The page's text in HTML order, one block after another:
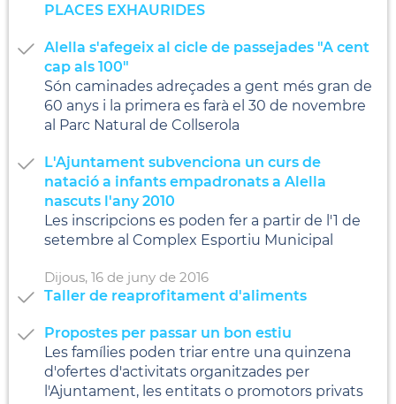
PLACES EXHAURIDES
Alella s'afegeix al cicle de passejades "A cent
cap als 100"
Són caminades adreçades a gent més gran de
60 anys i la primera es farà el 30 de novembre
al Parc Natural de Collserola
L'Ajuntament subvenciona un curs de
natació a infants empadronats a Alella
nascuts l'any 2010
Les inscripcions es poden fer a partir de l'1 de
setembre al Complex Esportiu Municipal
Dijous, 16 de juny de 2016
Taller de reaprofitament d'aliments
Propostes per passar un bon estiu
Les famílies poden triar entre una quinzena
d'ofertes d'activitats organitzades per
l'Ajuntament, les entitats o promotors privats